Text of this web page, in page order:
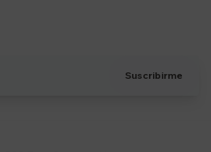
Suscribirme